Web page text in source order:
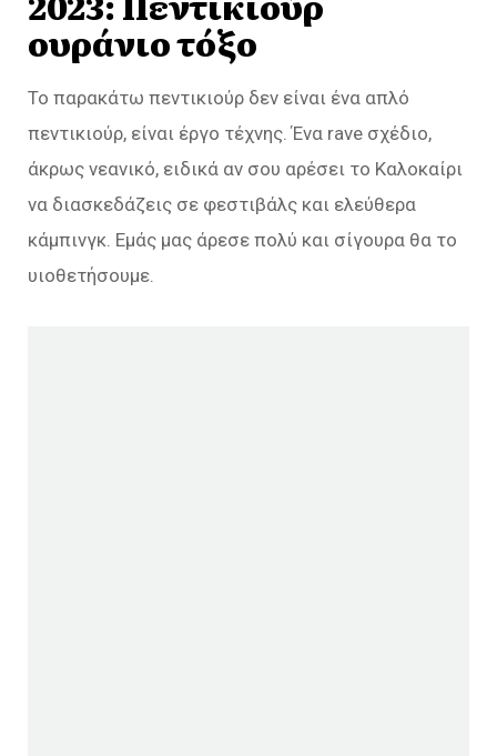
ουράνιο τόξο
Το παρακάτω πεντικιούρ δεν είναι ένα απλό
πεντικιούρ, είναι έργο τέχνης. Ένα rave σχέδιο,
άκρως νεανικό, ειδικά αν σου αρέσει το Καλοκαίρι
να διασκεδάζεις σε φεστιβάλς και ελεύθερα
κάμπινγκ. Εμάς μας άρεσε πολύ και σίγουρα θα το
υιοθετήσουμε.